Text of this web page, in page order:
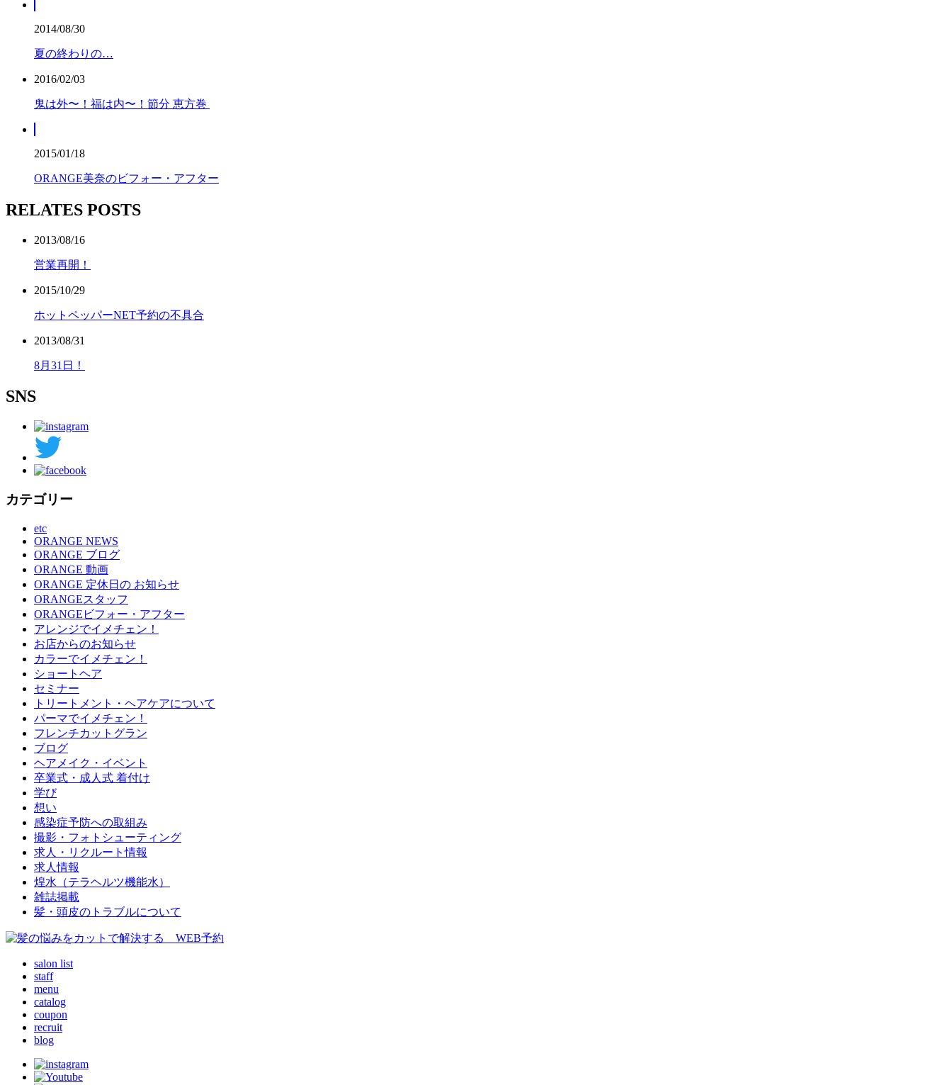
2014/08/30
夏の終わりの…
2016/02/03
鬼は外〜！福は内〜！節分 恵方巻
2015/01/18
ORANGE美奈のビフォー・アフター
RELATES POSTS
2013/08/16
営業再開！
2015/10/29
ホットペッパーNET予約の不具合
2013/08/31
8月31日！
SNS
カテゴリー
etc
ORANGE NEWS
ORANGE ブログ
ORANGE 動画
ORANGE 定休日の お知らせ
ORANGEスタッフ
ORANGEビフォー・アフター
アレンジでイメチェン！
お店からのお知らせ
カラーでイメチェン！
ショートヘア
セミナー
トリートメント・ヘアケアについて
パーマでイメチェン！
フレンチカットグラン
ブログ
ヘアメイク・イベント
卒業式・成人式 着付け
学び
想い
感染症予防への取組み
撮影・フォトシューティング
求人・リクルート情報
求人情報
煌水（テラヘルツ機能水）
雑誌掲載
髪・頭皮のトラブルについて
salon list
staff
menu
catalog
coupon
recruit
blog